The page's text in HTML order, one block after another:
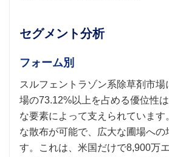
セグメント分析
フォーム別
スルフェントラゾン系除草剤市
場の73.12%以上を占める優位性
な要素によって支えられています
な散布が可能で、広大な圃場へ
す。これは、米国だけで8,900万